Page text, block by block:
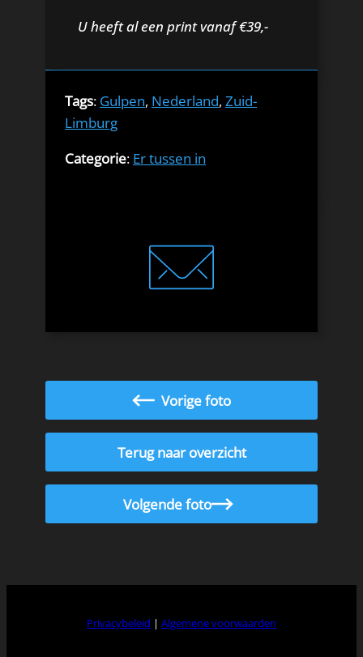
U heeft al een print vanaf €39,-
Tags: Gulpen, Nederland, Zuid-
Limburg
Categorie: Er tussen in
Vorige foto
Terug naar overzicht
Volgende foto
Privacybeleid | Algemene voorwaarden